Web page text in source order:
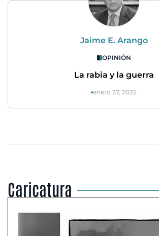
Jaime E. Arango
OPINIÓN
La rabia y la guerra
enero 27, 2025
Caricatura